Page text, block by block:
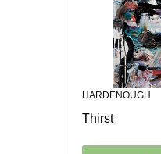
HARDENOUGH
Thirst